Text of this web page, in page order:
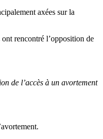
axées sur la
rencontré l’opposition de
de l’accès à un avortement